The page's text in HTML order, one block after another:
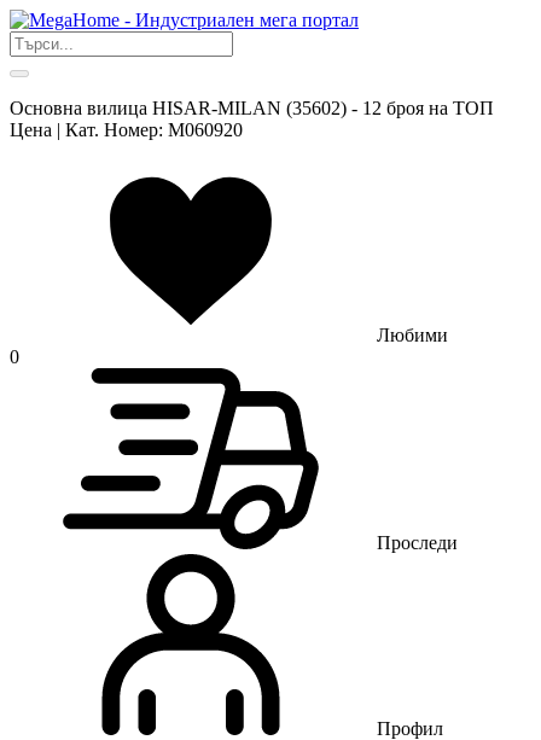
Основна вилица HISAR-MILAN (35602) - 12 броя на ТОП
Цена | Кат. Номер: M060920
Любими
0
Проследи
Профил